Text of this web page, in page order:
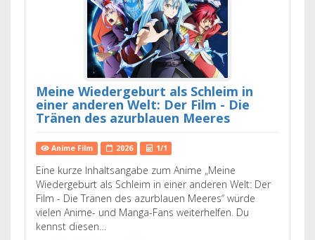
Meine Wiedergeburt als Schleim in
einer anderen Welt: Der Film - Die
Tränen des azurblauen Meeres
Anime Film 2026 1/1
Eine kurze Inhaltsangabe zum Anime „Meine
Wiedergeburt als Schleim in einer anderen Welt: Der
Film - Die Tränen des azurblauen Meeres“ würde
vielen Anime- und Manga-Fans weiterhelfen. Du
kennst diesen…